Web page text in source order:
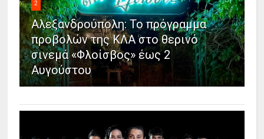
2
Αλεξανδρούπολη: Το πρόγραμμα
προβολών της ΚΛΑ στο θερινό
σινεμά «Φλοίσβος» έως 2
Αυγούστου